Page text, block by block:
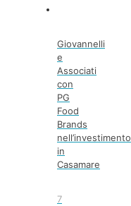
Giovannelli
e
Associati
con
PG
Food
Brands
nell’investimento
in
Casamare
7